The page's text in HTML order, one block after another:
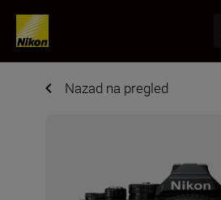
Nazad na pregled